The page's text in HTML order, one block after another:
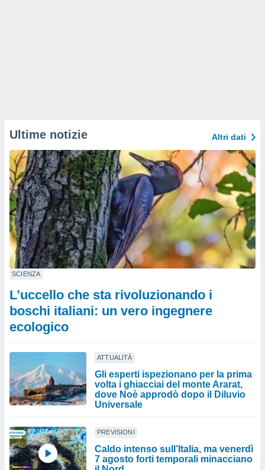
Ultime notizie Altri dati
SCIENZA
L’uccello che sta rivoluzionando i
boschi italiani: un vero ingegnere
ecologico
ATTUALITÀ
Gli esperti ispezionano per la prima
volta i ghiacciai del monte Ararat,
dove Noè approdò dopo il Diluvio
Universale
PREVISIONI
Caldo intenso sull’Italia, ma venerdì
7 agosto forti temporali minacciano